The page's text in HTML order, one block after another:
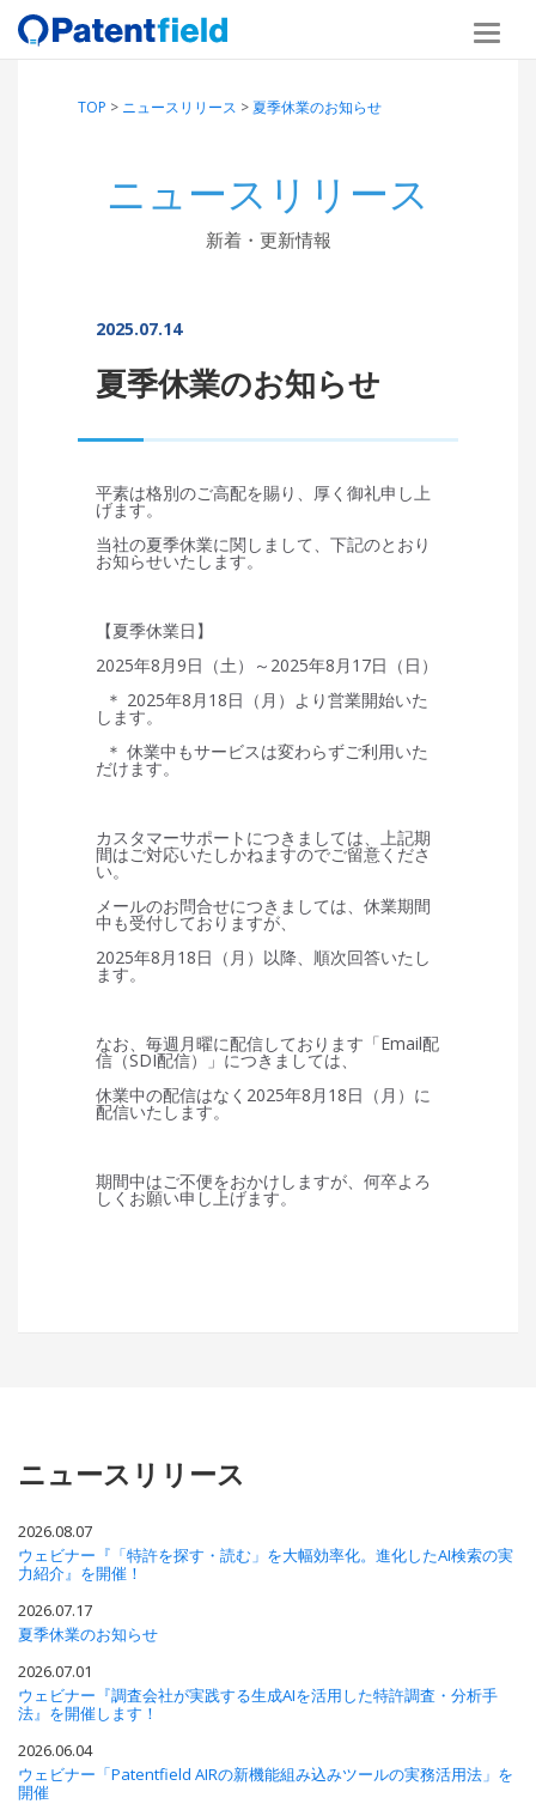
TOP > ニュースリリース >夏季休業のお知らせ
ニュースリリース
新着・更新情報
2025.07.14
夏季休業のお知らせ
平素は格別のご高配を賜り、厚く御礼申し上
げます。
当社の夏季休業に関しまして、下記のとおり
お知らせいたします。
【夏季休業日】
2025年8月9日（土）～2025年8月17日（日）
＊ 2025年8月18日（月）より営業開始いた
します。
＊ 休業中もサービスは変わらずご利用いた
だけます。
カスタマーサポートにつきましては、上記期
間はご対応いたしかねますのでご留意くださ
い。
メールのお問合せにつきましては、休業期間
中も受付しておりますが、
2025年8月18日（月）以降、順次回答いたし
ます。
なお、毎週月曜に配信しております「Email配
信（SDI配信）」につきましては、
休業中の配信はなく2025年8月18日（月）に
配信いたします。
期間中はご不便をおかけしますが、何卒よろ
しくお願い申し上げます。
ニュースリリース
2026.08.07
ウェビナー『「特許を探す・読む」を大幅効率化。進化したAI検索の実
力紹介』を開催！
2026.07.17
夏季休業のお知らせ
2026.07.01
ウェビナー『調査会社が実践する生成AIを活用した特許調査・分析手
法』を開催します！
2026.06.04
ウェビナー「Patentfield AIRの新機能組み込みツールの実務活用法」を
開催